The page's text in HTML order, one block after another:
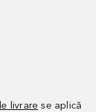
livrare se aplică